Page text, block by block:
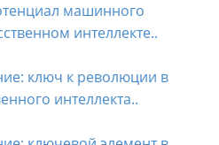
машинного
интеллекте..
ключ к революции в
интеллекта..